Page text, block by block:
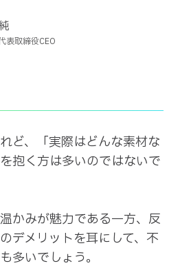
クルーBase
社概要
表取締役CEO
ど、「実際はどんな素材な
抱く方は多いのではないで
かみが魅力である一方、反
デメリットを耳にして、不
多いでしょう。